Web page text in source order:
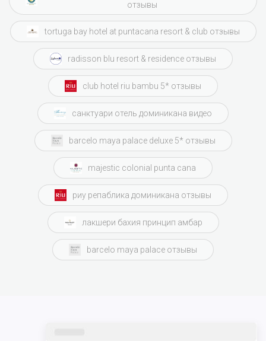
отзывы
tortuga bay hotel at puntacana resort & club отзывы
radisson blu resort & residence отзывы
club hotel riu bambu 5* отзывы
санктуари отель доминикана видео
barcelo maya palace deluxe 5* отзывы
majestic colonial punta cana
риу репаблика доминикана отзывы
лакшери бахия принцип амбар
barcelo maya palace отзывы